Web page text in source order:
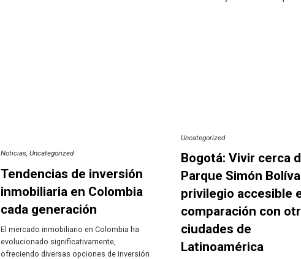
Noticias Uncategorized
Tendencias de inversión
inmobiliaria en Colombia
cada generación
El mercado inmobiliario en Colombia ha
evolucionado significativamente,
ofreciendo diversas opciones de inversión
Uncategorized
Bogotá: Vivir cerca
Parque Simón
privilegio accesible
comparación con
ciudades de
Latinoamérica